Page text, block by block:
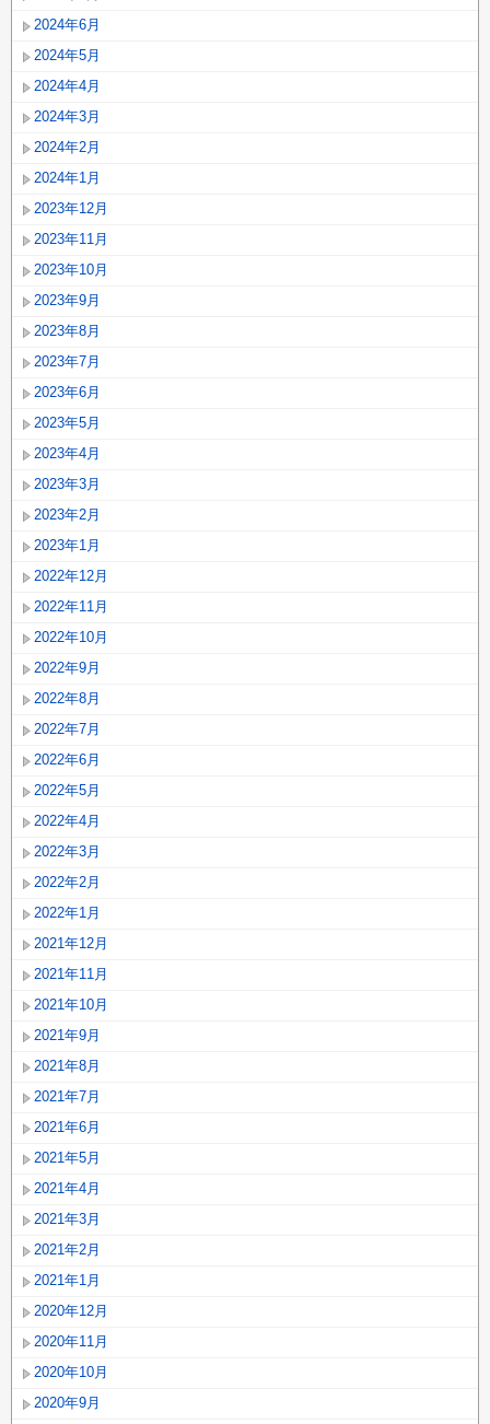
2024年6月
2024年5月
2024年4月
2024年3月
2024年2月
2024年1月
2023年12月
2023年11月
2023年10月
2023年9月
2023年8月
2023年7月
2023年6月
2023年5月
2023年4月
2023年3月
2023年2月
2023年1月
2022年12月
2022年11月
2022年10月
2022年9月
2022年8月
2022年7月
2022年6月
2022年5月
2022年4月
2022年3月
2022年2月
2022年1月
2021年12月
2021年11月
2021年10月
2021年9月
2021年8月
2021年7月
2021年6月
2021年5月
2021年4月
2021年3月
2021年2月
2021年1月
2020年12月
2020年11月
2020年10月
2020年9月